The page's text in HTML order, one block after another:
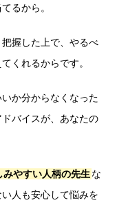
るから。
握した上で、やるべ
くれるからです。
か分からなくなった
バイスが、あなたの
みやすい人柄の先生 な
人も安心して悩みを